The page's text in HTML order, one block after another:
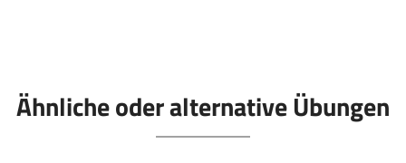
Ähnliche oder alternative Übungen